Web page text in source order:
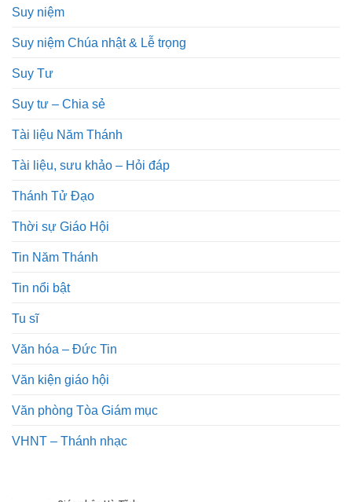
Suy niệm
Suy niệm Chúa nhật & Lễ trọng
Suy Tư
Suy tư – Chia sẻ
Tài liệu Năm Thánh
Tài liệu, sưu khảo – Hỏi đáp
Thánh Tử Đạo
Thời sự Giáo Hội
Tin Năm Thánh
Tin nổi bật
Tu sĩ
Văn hóa – Đức Tin
Văn kiện giáo hội
Văn phòng Tòa Giám mục
VHNT – Thánh nhạc